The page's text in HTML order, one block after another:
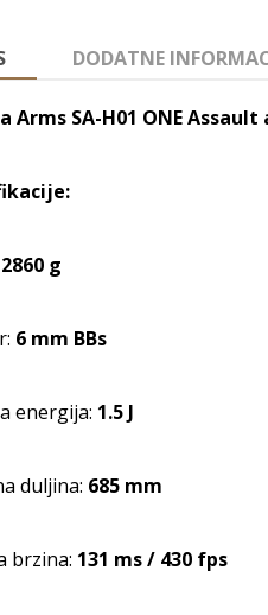
DODATNE
Arms SA-H01 ONE
2860 g
6 mm BBs
energija: 1.5 J
duljina: 685 mm
brzina: 131 ms / 430 fps